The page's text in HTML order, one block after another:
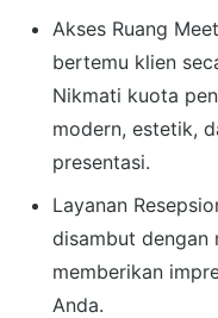
Akses Ruang
bertemu klien
Nikmati kuota
modern, estetik,
presentasi.
Layanan
disambut dengan
memberikan
Anda.